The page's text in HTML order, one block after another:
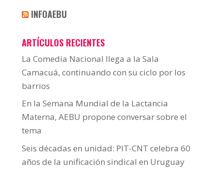
INFOAEBU
ARTÍCULOS RECIENTES
La Comedia Nacional llega a la Sala
Camacuá, continuando con su ciclo por los
barrios
En la Semana Mundial de la Lactancia
Materna, AEBU propone conversar sobre el
tema
Seis décadas en unidad: PIT-CNT celebra 60
años de la unificación sindical en Uruguay